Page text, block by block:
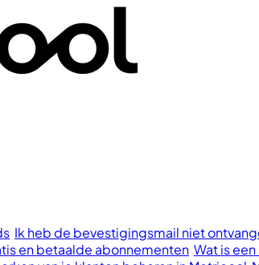
Ik heb de bevestigingsmail niet
en betaalde abonnementen Wat is